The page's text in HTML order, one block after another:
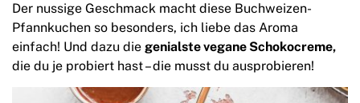
Der nussige Geschmack macht diese Buchweizen-
Pfannkuchen so besonders, ich liebe das Aroma
einfach! Und dazu die genialste vegane Schokocreme,
die du je probiert hast – die musst du ausprobieren!